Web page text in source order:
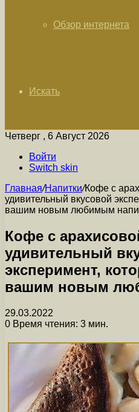
Обзор интернета
Искать
Четверг , 6 Август 2026
Войти
Switch skin
Главная/Напитки/Кофе с
удивительный вкусовой
вашим новым любимым
Кофе с
удивительный
эксперимент,
вашим новым
29.03.2022
0 Время чтения: 3 мин.